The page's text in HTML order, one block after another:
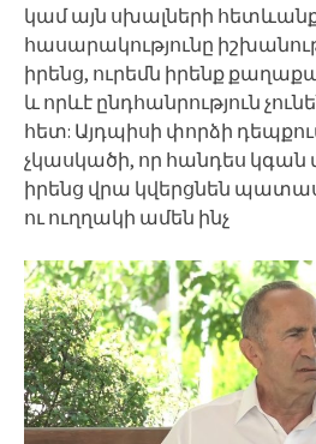
կամ այն սխալների
հասարակությունը
իրենց, ուրեմն իրենք
և որևէ ընդհանրություն
հետ: Այդպիսի փորձի
չկասկածի, որ հանդես կգան
իրենց վրա կվերցնեն
ու ուղղակի ամեն ինչ